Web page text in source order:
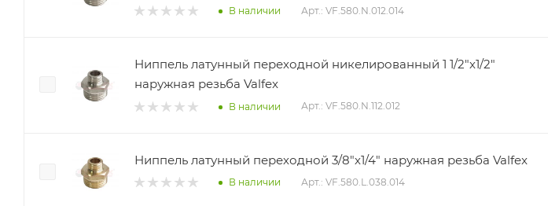
В наличии Арт.: VF.580.N.012.014
Ниппель латунный переходной никелированный 1 1/2"х1/2"
наружная резьба Valfex
В наличии Арт.: VF.580.N.112.012
Ниппель латунный переходной 3/8"х1/4" наружная резьба Valfex
В наличии Арт.: VF.580.L.038.014